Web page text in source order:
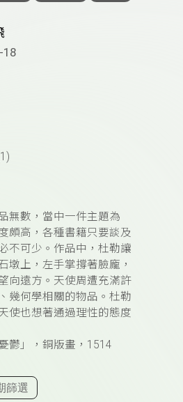
18
無數，當中一件主題為
頗高，各種書籍只要談及
不可少。作品中，杜勒讓
墩上，左手掌撐著臉龐，
向遠方。天使周遭充滿許
幾何學相關的物品。杜勒
使也想著通過理性的態度
鬱」，銅版畫，1514
篩選